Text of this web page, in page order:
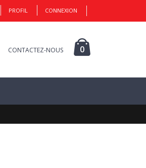
PROFIL CONNEXION
CONTACTEZ-NOUS 0